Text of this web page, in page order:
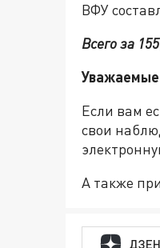
ВФУ
Всего за
Если вам
свои
А также
ДЗЕН